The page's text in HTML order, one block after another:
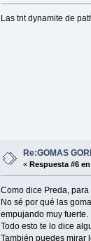
Las tnt dynamite de
Re:GOMAS
«Respuesta #6
Como dice Preda,
No sé por qué las
empujando muy fuerte.
Todo esto te lo dice
También puedes mirar